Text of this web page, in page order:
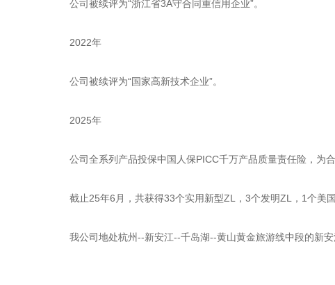
公司被续评为“浙江省3A守合同重信用企业”。
2022年
公司被续评为“国家高新技术企业”。
2025年
公司全系列产品投保中国人保PICC千万产品质量责任险，为合
截止25年6月，共获得33个实用新型ZL，3个发明ZL，1个美国
我公司地处杭州--新安江--千岛湖--黄山黄金旅游线中段的新安